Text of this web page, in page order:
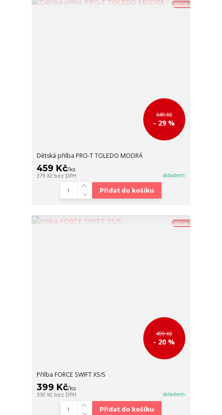
Akce
649 Kč
- 29 %
Dětská přilba PRO-T TOLEDO MODRÁ
459 Kč/ks
379 Kč bez DPH skladem
Přidat do košíku
Akce
499 Kč
- 20 %
Přilba FORCE SWIFT XS/S
399 Kč/ks
330 Kč bez DPH skladem
Přidat do košíku